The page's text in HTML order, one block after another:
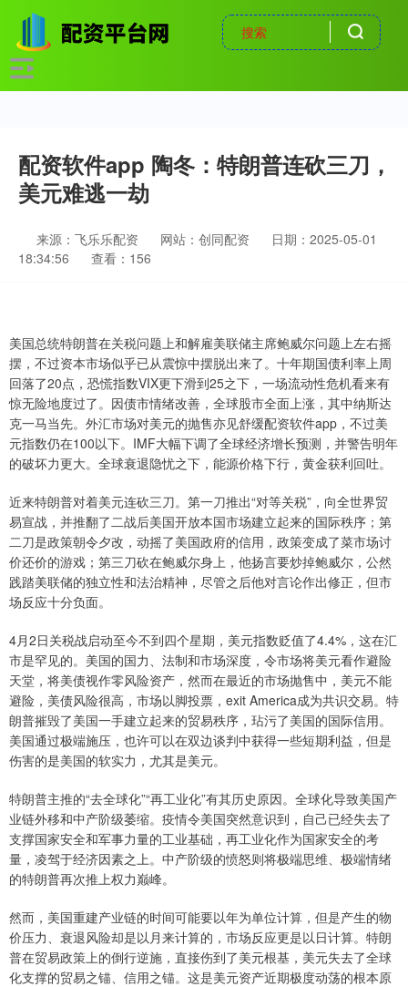
配资软件app 陶冬：特朗普连砍三刀，
美元难逃一劫
来源：飞乐乐配资 网站：创同配资
日期：2025-05-01
18:34:56
查看：156
美国总统特朗普在关税问题上和解雇美联储主席鲍威尔问题上左右摇
摆，不过资本市场似乎已从震惊中摆脱出来了。十年期国债利率上周
回落了20点，恐慌指数VIX更下滑到25之下，一场流动性危机看来有
惊无险地度过了。因债市情绪改善，全球股市全面上涨，其中纳斯达
克一马当先。外汇市场对美元的抛售亦见舒缓配资软件app，不过美
元指数仍在100以下。IMF大幅下调了全球经济增长预测，并警告明年
的破坏力更大。全球衰退隐忧之下，能源价格下行，黄金获利回吐。
近来特朗普对着美元连砍三刀。第一刀推出“对等关税”，向全世界贸
易宣战，并推翻了二战后美国开放本国市场建立起来的国际秩序；第
二刀是政策朝令夕改，动摇了美国政府的信用，政策变成了菜市场讨
价还价的游戏；第三刀砍在鲍威尔身上，他扬言要炒掉鲍威尔，公然
践踏美联储的独立性和法治精神，尽管之后他对言论作出修正，但市
场反应十分负面。
4月2日关税战启动至今不到四个星期，美元指数贬值了4.4%，这在汇
市是罕见的。美国的国力、法制和市场深度，令市场将美元看作避险
天堂，将美债视作零风险资产，然而在最近的市场抛售中，美元不能
避险，美债风险很高，市场以脚投票，exit America成为共识交易。特
朗普摧毁了美国一手建立起来的贸易秩序，玷污了美国的国际信用。
美国通过极端施压，也许可以在双边谈判中获得一些短期利益，但是
伤害的是美国的软实力，尤其是美元。
特朗普主推的“去全球化”“再工业化”有其历史原因。全球化导致美国产
业链外移和中产阶级萎缩。疫情令美国突然意识到，自己已经失去了
支撑国家安全和军事力量的工业基础，再工业化作为国家安全的考
量，凌驾于经济因素之上。中产阶级的愤怒则将极端思维、极端情绪
的特朗普再次推上权力巅峰。
然而，美国重建产业链的时间可能要以年为单位计算，但是产生的物
价压力、衰退风险却是以月来计算的，市场反应更是以日计算。特朗
普在贸易政策上的倒行逆施，直接伤到了美元根基，美元失去了全球
化支撑的贸易之锚、信用之锚。这是美元资产近期极度动荡的根本原